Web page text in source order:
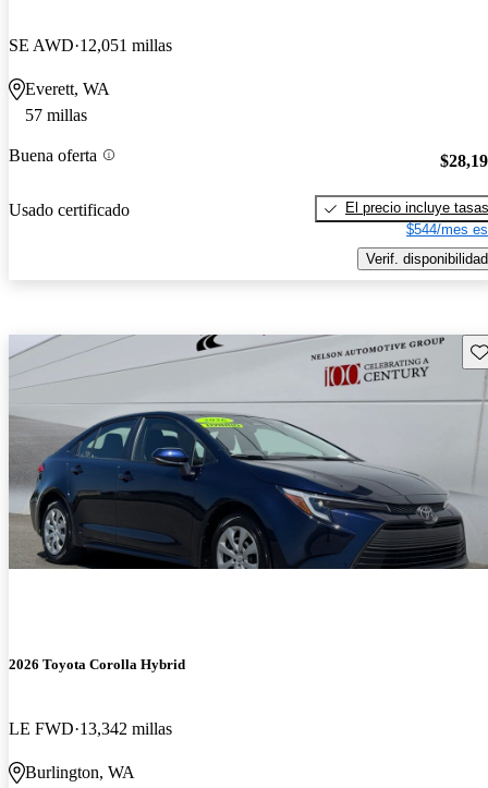
SE AWD 12,051 millas
Everett, WA
57 millas
Buena oferta
Usado certificado
El precio incluye tasas
$544/mes
Verif. disponibilidad
2026 Toyota Corolla Hybrid
LE FWD 13,342 millas
Burlington, WA